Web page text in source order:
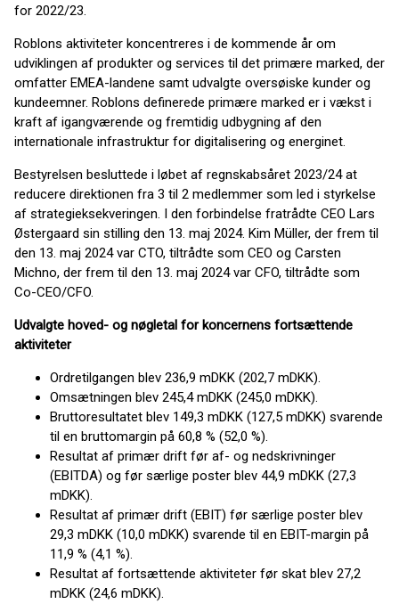
for 2022/23.
Roblons aktiviteter koncentreres i de kommende år om
udviklingen af produkter og services til det primære marked, der
omfatter EMEA-landene samt udvalgte oversøiske kunder og
kundeemner. Roblons definerede primære marked er i vækst i
kraft af igangværende og fremtidig udbygning af den
internationale infrastruktur for digitalisering og energinet.
Bestyrelsen besluttede i løbet af regnskabsåret 2023/24 at
reducere direktionen fra 3 til 2 medlemmer som led i styrkelse
af strategieksekveringen. I den forbindelse fratrådte CEO Lars
Østergaard sin stilling den 13. maj 2024. Kim Müller, der frem til
den 13. maj 2024 var CTO, tiltrådte som CEO og Carsten
Michno, der frem til den 13. maj 2024 var CFO, tiltrådte som
Co-CEO/CFO.
Udvalgte hoved- og nøgletal for koncernens fortsættende
aktiviteter
Ordretilgangen blev 236,9 mDKK (202,7 mDKK).
Omsætningen blev 245,4 mDKK (245,0 mDKK).
Bruttoresultatet blev 149,3 mDKK (127,5 mDKK) svarende
til en bruttomargin på 60,8 % (52,0 %).
Resultat af primær drift før af- og nedskrivninger
(EBITDA) og før særlige poster blev 44,9 mDKK (27,3
mDKK).
Resultat af primær drift (EBIT) før særlige poster blev
29,3 mDKK (10,0 mDKK) svarende til en EBIT-margin på
11,9 % (4,1 %).
Resultat af fortsættende aktiviteter før skat blev 27,2
mDKK (24,6 mDKK).